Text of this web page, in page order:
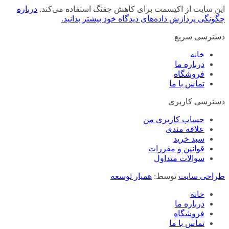
این سایت از اکیسمت برای کاهش جفنگ استفاده می‌کند. درباره
چگونگی پردازش داده‌های دیدگاه خود بیشتر بدانید.
دسترسی سریع
خانه
درباره ما
فروشگاه
تماس با ما
دسترسی کاربری
حساب کاربری من
علاقه مندی
سبد خرید
قوانین و مقررات
سوالات متداول
طراحی سایت توسط: همیار توسعه
خانه
درباره ما
فروشگاه
تماس با ما